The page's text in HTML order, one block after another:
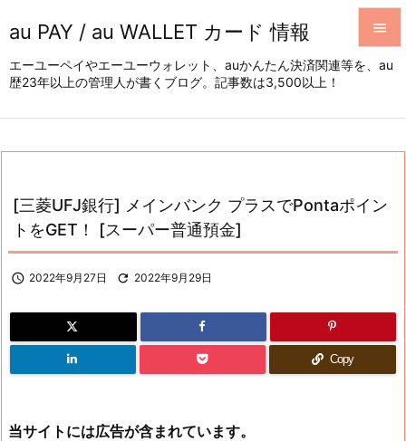
au PAY / au WALLET カード 情報
エーユーペイやエーユーウォレット、auかんたん決済関連等を、au
歴23年以上の管理人が書くブログ。記事数は3,500以上！





[三菱UFJ銀行] メインバンク プラスでPontaポイン
トをGET！ [スーパー普通預金]
 2022年9月27日  2022年9月29日
Copy
当サイトには広告が含まれています。